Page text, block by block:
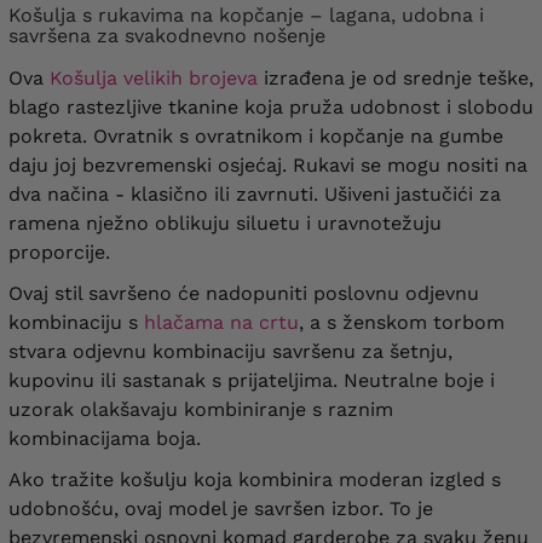
Košulja s rukavima na kopčanje – lagana, udobna i
savršena za svakodnevno nošenje
Ova Košulja velikih brojeva izrađena je od srednje teške,
blago rastezljive tkanine koja pruža udobnost i slobodu
pokreta. Ovratnik s ovratnikom i kopčanje na gumbe
daju joj bezvremenski osjećaj. Rukavi se mogu nositi na
dva načina - klasično ili zavrnuti. Ušiveni jastučići za
ramena nježno oblikuju siluetu i uravnotežuju
proporcije.
Ovaj stil savršeno će nadopuniti poslovnu odjevnu
kombinaciju s hlačama na crtu, a s ženskom torbom
stvara odjevnu kombinaciju savršenu za šetnju,
kupovinu ili sastanak s prijateljima. Neutralne boje i
uzorak olakšavaju kombiniranje s raznim
kombinacijama boja.
Ako tražite košulju koja kombinira moderan izgled s
udobnošću, ovaj model je savršen izbor. To je
bezvremenski osnovni komad garderobe za svaku ženu